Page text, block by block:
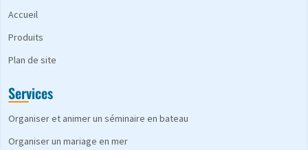
Accueil
Produits
Plan de site
Services
Organiser et animer un séminaire en bateau
Organiser un mariage en mer